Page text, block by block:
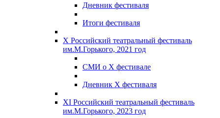
Дневник фестиваля
Итоги фестиваля
X Российский театральный фестиваль
им.М.Горького, 2021 год
СМИ о X фестивале
Дневник X фестиваля
XI Российский театральный фестиваль
им.М.Горького, 2023 год